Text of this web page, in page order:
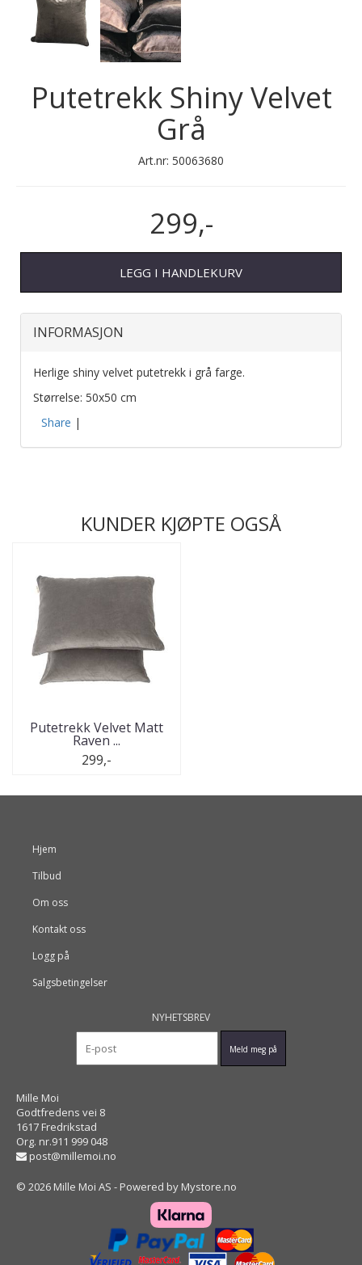
Putetrekk Shiny Velvet
Grå
Art.nr: 50063680
299,-
LEGG I HANDLEKURV
INFORMASJON
Herlige shiny velvet putetrekk i grå farge.
Størrelse: 50x50 cm
Share |
KUNDER KJØPTE OGSÅ
Putetrekk Velvet Matt
Raven ...
299,-
Hjem
Tilbud
Om oss
Kontakt oss
Logg på
Salgsbetingelser
NYHETSBREV
Mille Moi
Godtfredens vei 8
1617 Fredrikstad
Org. nr.911 999 048
post@millemoi.no
© 2026 Mille Moi AS - Powered by Mystore.no